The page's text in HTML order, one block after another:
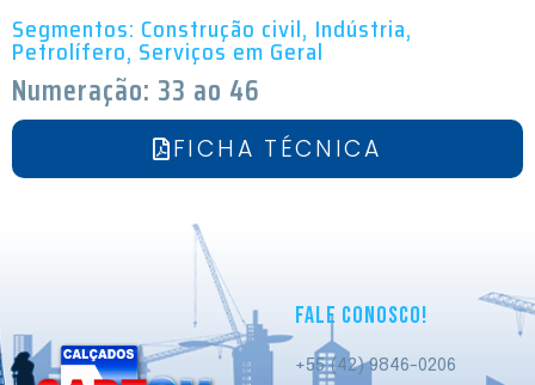
Segmentos: Construção civil, Indústria,
Petrolífero, Serviços em Geral
Numeração: 33 ao 46
FICHA TÉCNICA
FALE CONOSCO!
+55 (42) 9846-0206